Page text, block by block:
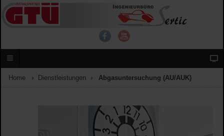
Home Dienstleistungen Abgasuntersuchung (AU/AUK)